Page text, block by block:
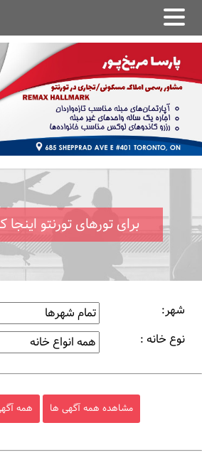
برای تورهای تورنتو
شهر:
نوع خانه :
مشاهده همه آگهی ها همه